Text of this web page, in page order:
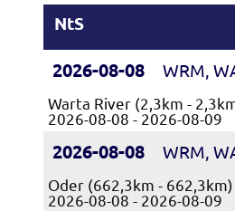
NtS
2026-08-08 WRM,
Warta River (2,3km -
2026-08-08 - 2026-08-09
2026-08-08 WRM,
Oder (662,3km - 662,3km)
2026-08-08 - 2026-08-09